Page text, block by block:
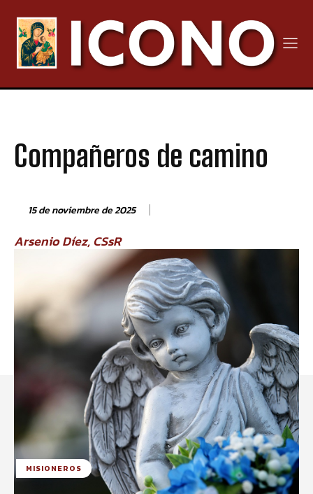
Compañeros de camino
15 de noviembre de 2025
Arsenio Díez, CSsR
MISIONEROS